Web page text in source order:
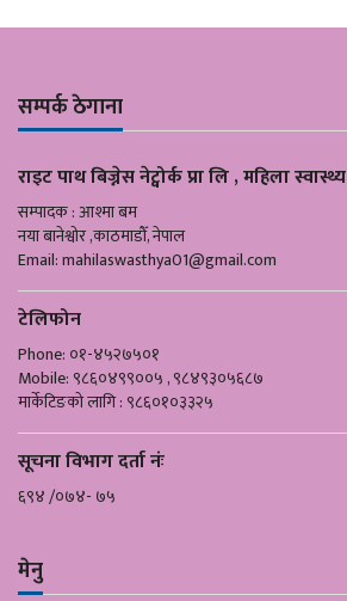
सम्पर्क ठेगाना
राइट पाथ बिज्नेस नेट्वोर्क प्रा लि , महिला स्वास्थ्य
सम्पादक : आश्मा बम
नया बानेश्वोर ,काठमाडौँ, नेपाल
Email:mahilaswasthya01@gmail.com
टेलिफोन
Phone: ०१-४५२७५०१
Mobile: ९८६०४९९००५ , ९८४९३०५६८७
मार्केटिङको लागि : ९८६०१०३३२५
सूचना विभाग दर्ता नंः
६९४ /०७४- ७५
मेनु